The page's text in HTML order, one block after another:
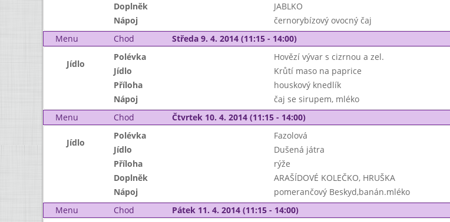
Doplněk
JABLKO
Nápoj
černorybízový ovocný čaj
Menu
Chod Středa 9. 4. 2014 (11:15 - 14:00)
Jídlo
Polévka
Hovězí vývar s cizrnou a zel.
Jídlo
Krůtí maso na paprice
Příloha
houskový knedlík
Nápoj
čaj se sirupem, mléko
Menu
Chod Čtvrtek 10. 4. 2014 (11:15 - 14:00)
Jídlo
Polévka
Fazolová
Jídlo
Dušená játra
Příloha
rýže
Doplněk
ARAŠÍDOVÉ KOLEČKO, HRUŠKA
Nápoj
pomerančový Beskyd,banán.mléko
Menu
Chod Pátek 11. 4. 2014 (11:15 - 14:00)